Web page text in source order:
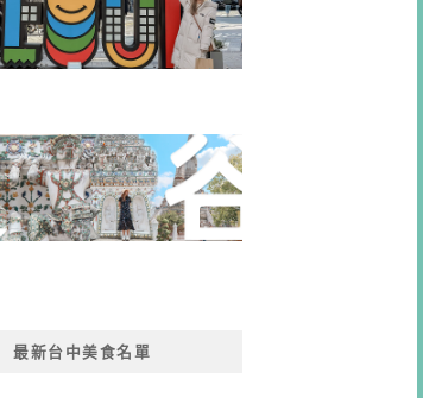
最新台中美食名單